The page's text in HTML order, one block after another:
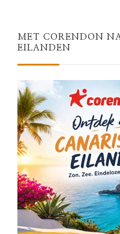
MET CORENDON
EILANDEN